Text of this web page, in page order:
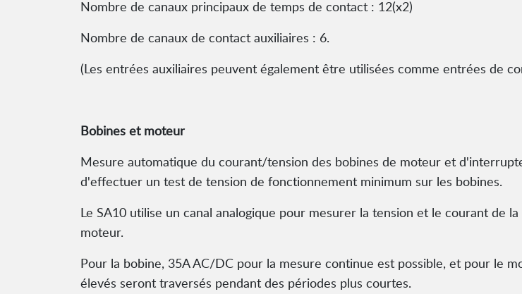
Nombre de canaux principaux de temps de contact : 12(x2)
Nombre de canaux de contact auxiliaires : 6.
(Les entrées auxiliaires peuvent également être utilisées comme entrées de
Bobines et moteur
Mesure automatique du courant/tension des bobines de moteur et
d'effectuer un test de tension de fonctionnement minimum sur les bobines.
Le SA10 utilise un canal analogique pour mesurer la tension et le courant de
moteur.
Pour la bobine, 35A AC/DC pour la mesure continue est possible, et pour le
élevés seront traversés pendant des périodes plus courtes.